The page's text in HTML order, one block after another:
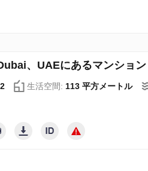
、UAEにあるマンショ
2 生活空間: 113 平方メートル